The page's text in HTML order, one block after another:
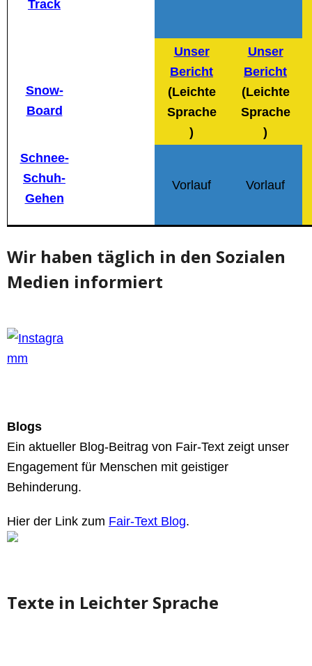
Track
Snow-
Board
Unser
Bericht
(Leichte
Sprache
)
Unser
Bericht
(Leichte
Sprache
)
Schnee-
Schuh-
Gehen
Vorlauf Vorlauf
Wir haben täglich in den Sozialen
Medien informiert
Blogs
Ein aktueller Blog-Beitrag von Fair-Text zeigt unser
Engagement für Menschen mit geistiger
Behinderung.
Hier der Link zum Fair-Text Blog.
Texte in Leichter Sprache